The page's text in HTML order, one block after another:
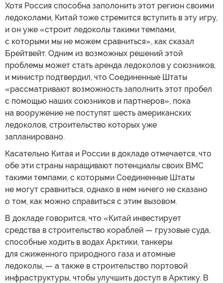
Хотя Россия способна заполонить этот регион своими
ледоколами, Китай тоже стремится вступить в эту игру,
и он уже «строит ледоколы такими темпами,
с которыми мы не можем сравниться», как сказал
Брейтвейт. Одним из возможных решений этой
проблемы может стать аренда ледоколов у союзников,
и министр подтвердил, что Соединенные Штаты
«рассматривают возможность заполнить этот пробел
с помощью наших союзников и партнеров», пока
на вооружение не поступят шесть американских
ледоколов, строительство которых уже
запланировано.
Касательно Китая и России в докладе отмечается, что
обе эти страны наращивают потенциалы своих ВМС
такими темпами, с которыми Соединенные Штаты
не могут сравниться, однако в нем ничего не сказано
о том, как можно справиться с этим вызовом.
В докладе говорится, что «Китай инвестирует
средства в строительство кораблей — грузовые суда,
способные ходить в водах Арктики, танкеры
для сжиженного природного газа и атомные
ледоколы, — а также в строительство портовой
инфраструктуры, чтобы улучшить доступ в Арктику. В